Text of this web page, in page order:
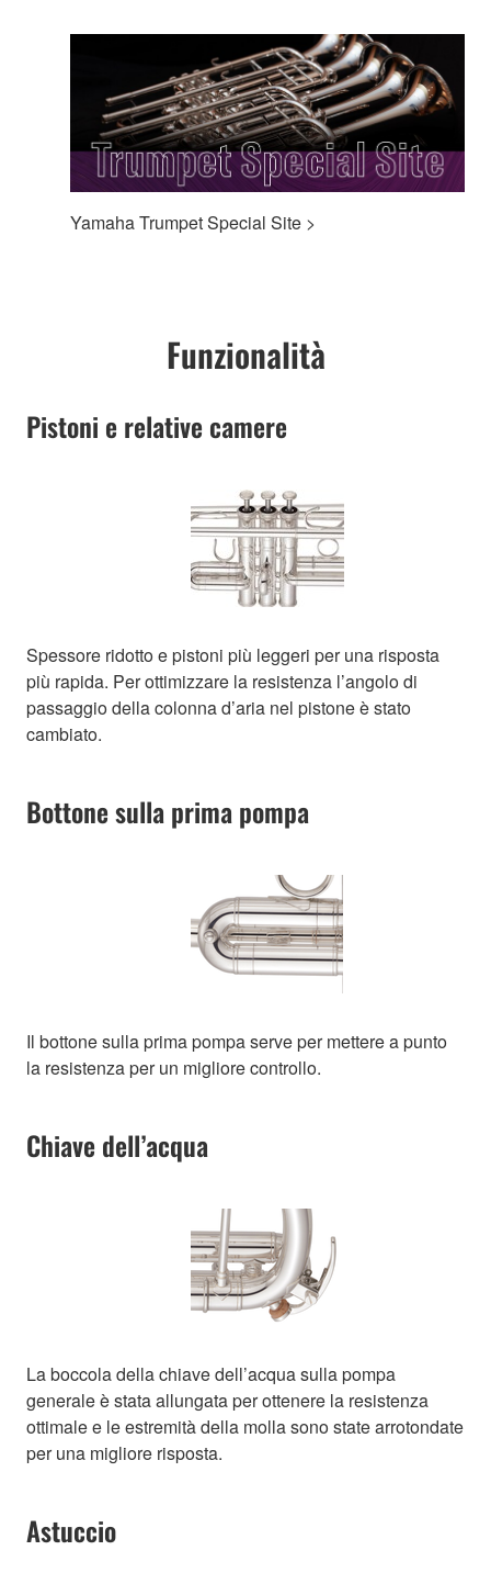
Yamaha Trumpet Special Site >
Funzionalità
Pistoni e relative camere
Spessore ridotto e pistoni più leggeri per una risposta
più rapida. Per ottimizzare la resistenza l’angolo di
passaggio della colonna d’aria nel pistone è stato
cambiato.
Bottone sulla prima pompa
Il bottone sulla prima pompa serve per mettere a punto
la resistenza per un migliore controllo.
Chiave dell’acqua
La boccola della chiave dell’acqua sulla pompa
generale è stata allungata per ottenere la resistenza
ottimale e le estremità della molla sono state arrotondate
per una migliore risposta.
Astuccio